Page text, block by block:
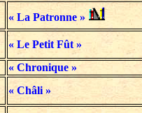
« La Patronne »
« Le Petit Fût »
« Chronique »
« Châli »